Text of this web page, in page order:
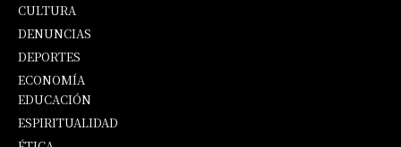
CULTURA
DENUNCIAS
DEPORTES
ECONOMÍA
OPINIÓN
EDUCACIÓN
ESPIRITUALIDAD